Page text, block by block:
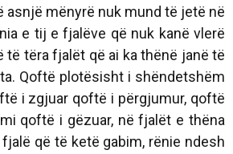
asnjë mënyrë nuk mund të jetë në
e tij e fjalëve që nuk kanë vlerë
të tëra fjalët që ai ka thënë janë të
Qoftë plotësisht i shëndetshëm
i zgjuar qoftë i përgjumur, qoftë
qoftë i gëzuar, në fjalët e thëna
që të ketë gabim, rënie ndesh